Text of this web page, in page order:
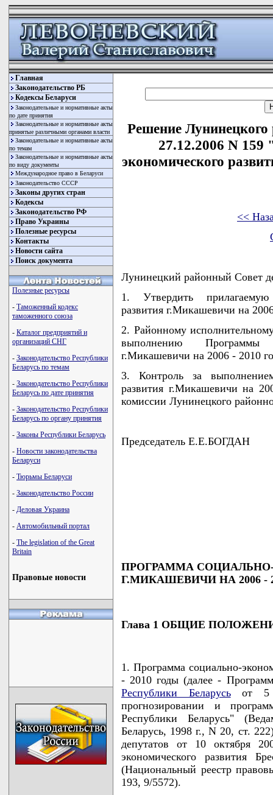
Главная
Законодательство РБ
Кодексы Беларуси
Законодательные и нормативные акты
по дате принятия
Законодательные и нормативные акты
принятые различными органами власти
Законодательные и нормативные акты
по темам
Законодательные и нормативные акты
по виду документы
Международное право в Беларуси
Законодательство СССР
Законы других стран
Кодексы
Законодательство РФ
Право Украины
Полезные ресурсы
Контакты
Новости сайта
Поиск документа
Полезные ресурсы
- Таможенный кодекс
таможенного союза
- Каталог предприятий и
организаций СНГ
- Законодательство Республики
Беларусь по темам
- Законодательство Республики
Беларусь по дате принятия
- Законодательство Республики
Беларусь по органу принятия
- Законы Республики Беларусь
- Новости законодательства
Беларуси
- Тюрьмы Беларуси
- Законодательство России
- Деловая Украина
- Автомобильный портал
- The legislation of the Great
Britain
Правовые новости
Решение Лунинецкого
27.12.2006 N
экономического
<<
Лунинецкий районный Совет
1. Утвердить прилагаемую
развития г.Микашевичи на
2. Районному
выполнению Программы
г.Микашевичи на 2006 - 2010
3. Контроль за
развития г.Микашевичи на
комиссии Лунинецкого
Председатель Е.Е.БОГДАН
ПРОГРАММА
Г.МИКАШЕВИЧИ НА 2006 -
Глава 1 ОБЩИЕ
1. Программа социально-
- 2010 годы (далее -
Республики Беларусьот 5
прогнозировании и
Республики Беларусь"
Беларусь, 1998 г., N 20, ст.
депутатов от 10 октября
экономического развития
(Национальный реестр
193, 9/5572).